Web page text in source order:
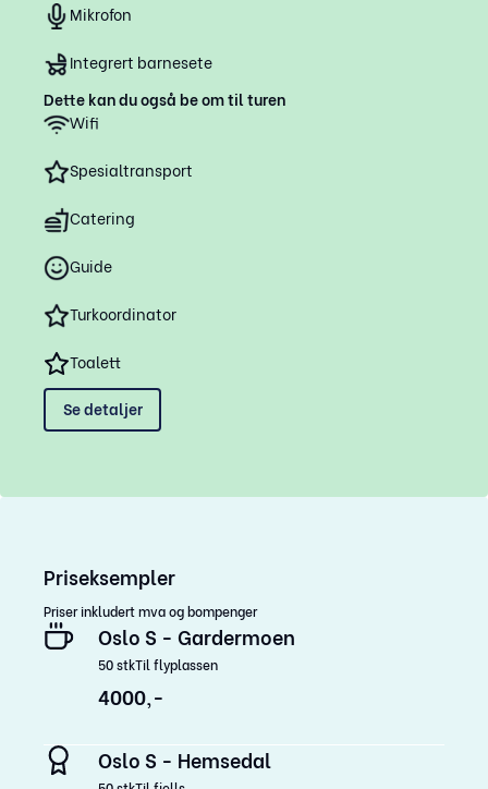
Mikrofon
Integrert barnesete
Dette kan du også be om til turen
Wifi
Spesialtransport
Catering
Guide
Turkoordinator
Toalett
Se detaljer
Priseksempler
Priser inkludert mva og bompenger
Oslo S - Gardermoen
50stkTil flyplassen
4000,-
Oslo S - Hemsedal